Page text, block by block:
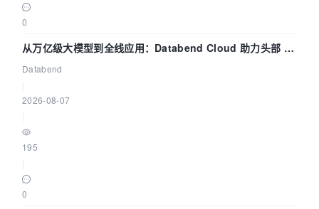
0
从万亿级大模型到全线应用：Databend Cloud 助力头部 AI
企业构建全链路 Trace 数据管道
Databend
2026-08-07
195
0